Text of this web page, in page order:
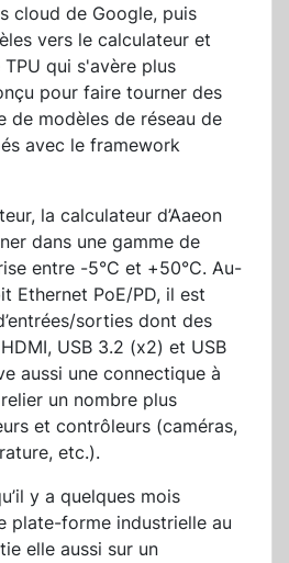
cloud de Google, puis
vers le calculateur et
TPU qui s'avère plus
pour faire tourner des
de modèles de réseau de
avec le framework
la calculateur d’Aaeon
dans une gamme de
entre -5°C et +50°C. Au-
Ethernet PoE/PD, il est
sorties dont des
USB 3.2 (x2) et USB
aussi une connectique à
un nombre plus
et contrôleurs (caméras,
etc.).
y a quelques mois
plate-forme industrielle au
elle aussi sur un